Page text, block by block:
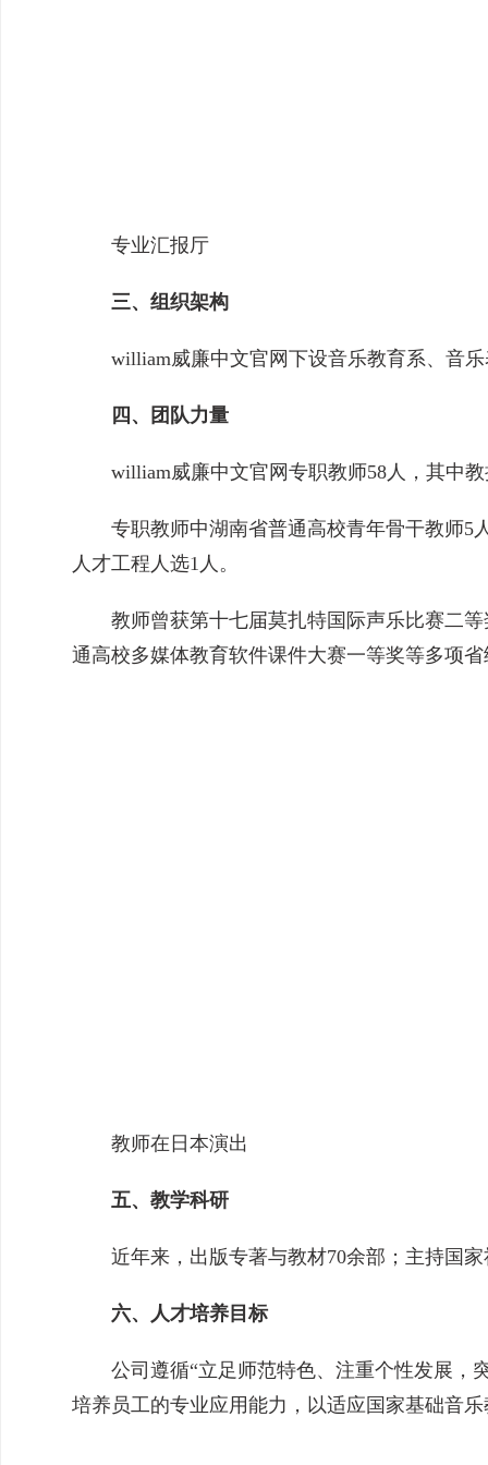
专业汇报厅
三、组织架构
william威廉中文官网下设音乐教育系、音
四、团队力量
william威廉中文官网专职教师58人，其中
专职教师中湖南省普通高校青年骨干教师5
人才工程人选1人。
教师曾获第十七届莫扎特国际声乐比赛二
通高校多媒体教育软件课件大赛一等奖等多项
教师在日本演出
五、教学科研
近年来，出版专著与教材70余部；主持国
六、人才培养目标
公司遵循“立足师范特色、注重个性发展，
培养员工的专业应用能力，以适应国家基础音